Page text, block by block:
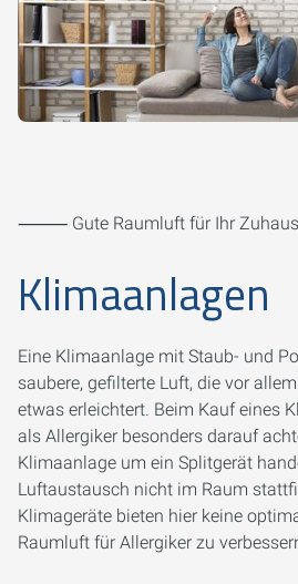
⸻ Gute Raumluft für Ihr
Klimaanlagen
Eine Klimaanlage mit Staub- und
saubere, gefilterte Luft, die vor
etwas erleichtert. Beim Kauf eines
als Allergiker besonders darauf
Klimaanlage um ein Splitgerät
Luftaustausch nicht im Raum
Klimageräte bieten hier keine
Raumluft für Allergiker zu